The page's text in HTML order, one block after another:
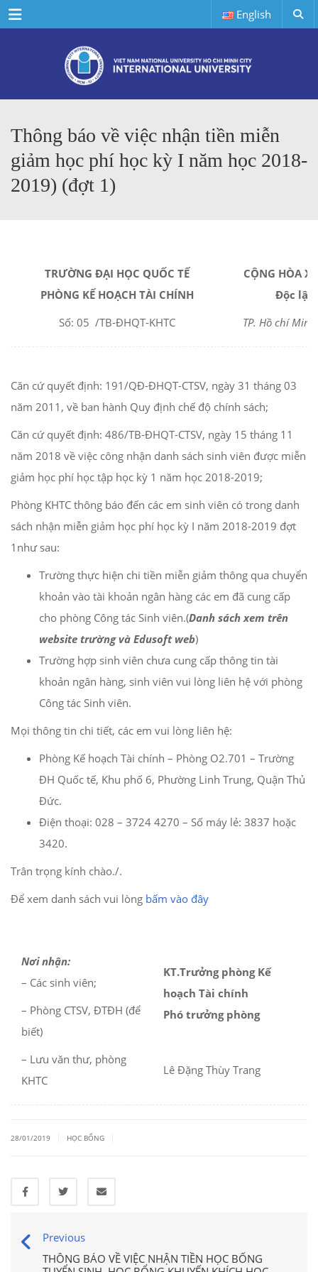
Menu English
Thông báo về việc nhận tiền miễn
giảm học phí học kỳ I năm học 2018-
2019) (đợt 1)
TRƯỜNG ĐẠI HỌC QUỐC TẾ
PHÒNG KẾ HOẠCH TÀI CHÍNH
Số: 05 /TB-ĐHQT-KHTC
CỘNG HÒA
Độc lập
TP. Hồ chí
Căn cứ quyết định: 191/QĐ-ĐHQT-CTSV, ngày 31 tháng 03
năm 2011, về ban hành Quy định chế độ chính sách;
Căn cứ quyết định: 486/TB-ĐHQT-CTSV, ngày 15 tháng 11
năm 2018 về việc công nhận danh sách sinh viên được miễn
giảm học phí học tập học kỳ 1 năm học 2018-2019;
Phòng KHTC thông báo đến các em sinh viên có trong danh
sách nhận miễn giảm học phí học kỳ I năm 2018-2019 đợt
1như sau:
Trường thực hiện chi tiền miễn giảm thông qua chuyển
khoản vào tài khoản ngân hàng các em đã cung cấp
cho phòng Công tác Sinh viên.(Danh sách xem trên
website trường và Edusoft web)
Trường hợp sinh viên chưa cung cấp thông tin tài
khoản ngân hàng, sinh viên vui lòng liên hệ với phòng
Công tác Sinh viên.
Mọi thông tin chi tiết, các em vui lòng liên hệ:
Phòng Kế hoạch Tài chính – Phòng O2.701 – Trường
ĐH Quốc tế, Khu phố 6, Phường Linh Trung, Quận Thủ
Đức.
Điện thoại: 028 – 3724 4270 – Số máy lẻ: 3837 hoặc
3420.
Trân trọng kính chào./.
Để xem danh sách vui lòng bấm vào đây
Nơi nhận:
– Các sinh viên;
– Phòng CTSV, ĐTĐH (để
biết)
– Lưu văn thư, phòng
KHTC
KT.Trưởng phòng Kế
hoạch Tài chính
Phó trưởng phòng
Lê Đặng Thùy Trang
28/01/2019 HỌC BỔNG
Previous
THÔNG BÁO VỀ VIỆC NHẬN TIỀN HỌC BỔNG